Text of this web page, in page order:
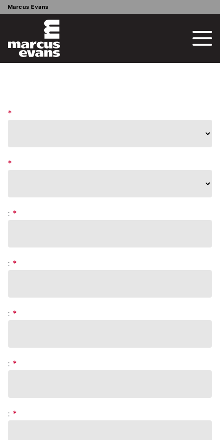
Marcus Evans
*
*
: *
: *
: *
: *
: *